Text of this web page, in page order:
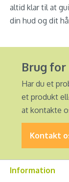
altid klar til at
din hud og dit
Brug
Har du et
et produkt
at kontakte
Kontakt
Information